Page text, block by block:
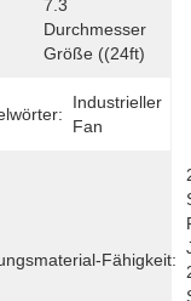
7.3
Durchmesser
Größe ((24ft)
Industrieller
Fan
Fähigkeit: